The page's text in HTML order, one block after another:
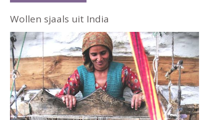
Wollen sjaals uit India